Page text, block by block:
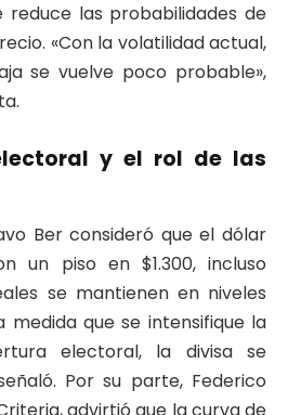
reduce las probabilidades de
«Con la volatilidad actual,
se vuelve poco probable»,
y el rol de las
Ber consideró que el dólar
un piso en $1.300, incluso
se mantienen en niveles
medida que se intensifique la
electoral, la divisa se
Por su parte, Federico